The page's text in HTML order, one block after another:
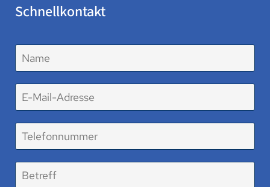
Schnellkontakt